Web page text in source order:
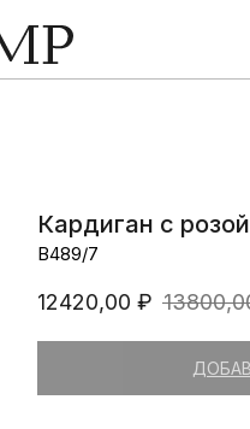
Кардиган с
В489/7
12420,00 ₽